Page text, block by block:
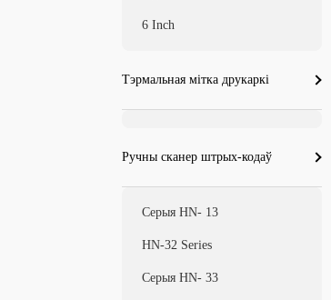
6 Inch
Тэрмальная мітка друкаркі
Ручны сканер штрых-кодаў
Серыя HN- 13
HN-32 Series
Серыя HN- 33